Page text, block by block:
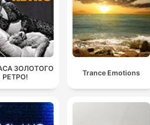
ЗОЛОТОГО
РЕТРО!
Trance Emotions